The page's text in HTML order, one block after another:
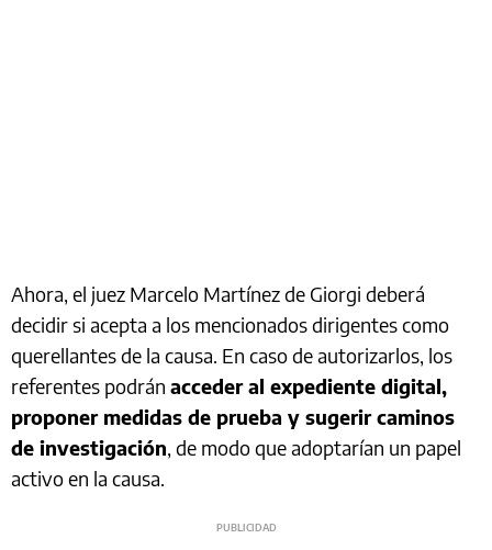
Ahora, el juez Marcelo Martínez de Giorgi deberá
decidir si acepta a los mencionados dirigentes como
querellantes de la causa. En caso de autorizarlos, los
referentes podrán acceder al expediente digital,
proponer medidas de prueba y sugerir caminos
de investigación, de modo que adoptarían un papel
activo en la causa.